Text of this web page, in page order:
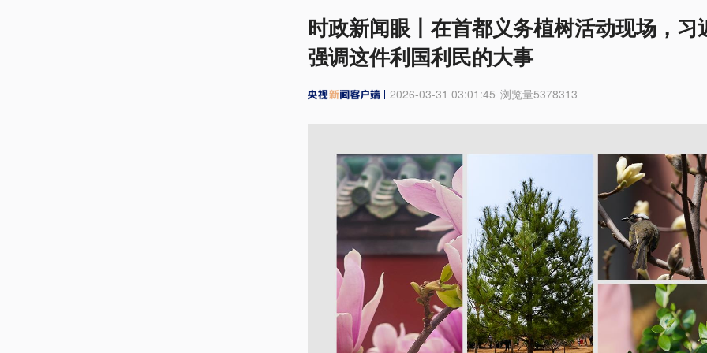
时政新闻眼丨在首都义务植树活动现场，习
强调这件利国利民的大事
2026-03-31 03:01:45 浏览量5378313